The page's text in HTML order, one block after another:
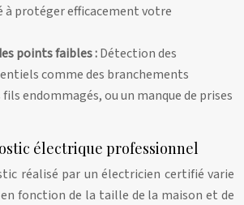
à protéger efficacement votre
points faibles :Détection des
comme des branchements
endommagés, ou un manque de prises
électrique professionnel
réalisé par un électricien certifié varie
fonction de la taille de la maison et de